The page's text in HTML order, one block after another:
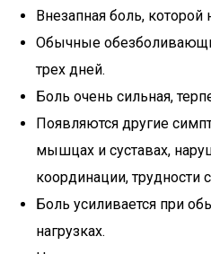
Внезапная боль, которой
Обычные
трех дней.
Боль очень сильная,
Появляются другие
мышцах и суставах,
координации, трудности
Боль усиливается при
нагрузках.